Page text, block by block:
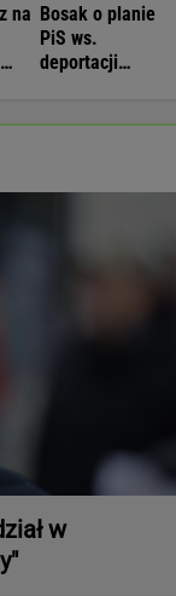
na Bosak o planie
PiS ws.
deportacji
w